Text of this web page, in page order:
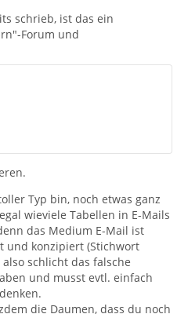
schrieb, ist das ein
Forum und
Typ bin, noch etwas ganz
egal wieviele Tabellen in E-Mails
das Medium E-Mail ist
und konzipiert (Stichwort
schlicht das falsche
und musst evtl. einfach
die Daumen, dass du noch